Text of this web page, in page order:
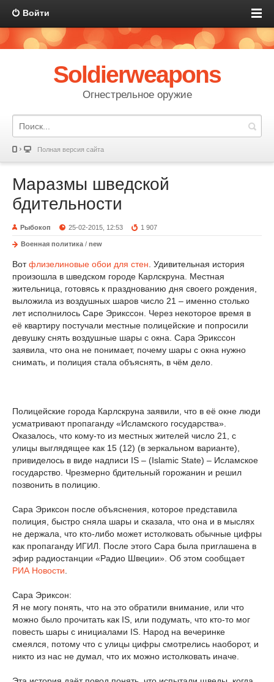
Войти
Soldierweapons
Огнестрельное оружие
Полная версия сайта
Маразмы шведской
бдительности
Рыбокоп 25-02-2015, 12:53 1 907
Военная политика / new
Вотфлизелиновые обои для стен . Удивительная история
произошла в шведском городе Карлскруна. Местная
жительница, готовясь к празднованию дня своего рождения,
выложила из воздушных шаров число 21 – именно столько
лет исполнилось Саре Эрикссон. Через некоторое время в
её квартиру постучали местные полицейские и попросили
девушку снять воздушные шары с окна. Сара Эрикссон
заявила, что она не понимает, почему шары с окна нужно
снимать, и полиция стала объяснять, в чём дело.
Полицейские города Карлскруна заявили, что в её окне люди
усматривают пропаганду «Исламского государства».
Оказалось, что кому-то из местных жителей число 21, с
улицы выглядящее как 15 (12) (в зеркальном варианте),
привиделось в виде надписи IS – (Islamic State) – Исламское
государство. Чрезмерно бдительный горожанин и решил
позвонить в полицию.
Сара Эриксон после объяснения, которое представила
полиция, быстро сняла шары и сказала, что она и в мыслях
не держала, что кто-либо может истолковать обычные цифры
как пропаганду ИГИЛ. После этого Сара была приглашена в
эфир радиостанции «Радио Швеции». Об этом сообщает
РИА Новости
Сара Эриксон:
Я не могу понять, что на это обратили внимание, или что
можно было прочитать как IS, или подумать, что кто-то мог
повесть шары с инициалами IS. Народ на вечеринке
смеялся, потому что с улицы цифры смотрелись наоборот, и
никто из нас не думал, что их можно истолковать иначе.